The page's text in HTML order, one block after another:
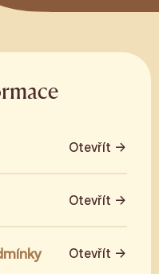
Otevřít →
Otevřít →
Otevřít →